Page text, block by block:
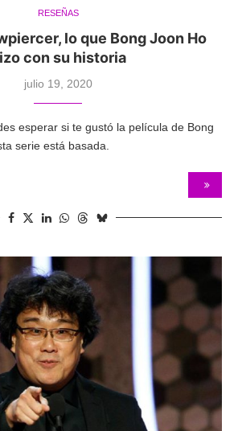
RESEÑAS
lo que Bong Joon Ho
con su historia
julio 19, 2020
esperar si te gustó la película de Bong
serie está basada.